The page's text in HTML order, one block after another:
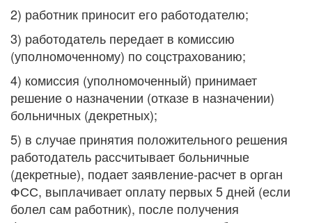
2) работник приносит его работодателю;
3) работодатель передает в комиссию
(уполномоченному) по соцстрахованию;
4) комиссия (уполномоченный) принимает
решение о назначении (отказе в назначении)
больничных (декретных);
5) в случае принятия положительного решения
работодатель рассчитывает больничные
(декретные), подает заявление-расчет в орган
ФСС, выплачивает оплату первых 5 дней (если
болел сам работник), после получения